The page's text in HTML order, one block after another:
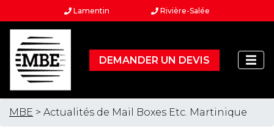
Lamentin Rivière-Salée
DEMANDER UN DEVIS
MBE > Actualités de Mail Boxes Etc. Martinique